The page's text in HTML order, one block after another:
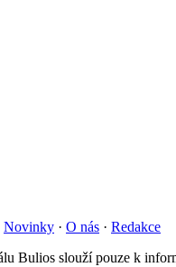
Novinky · O nás · Redakce
Bulios slouží pouze k